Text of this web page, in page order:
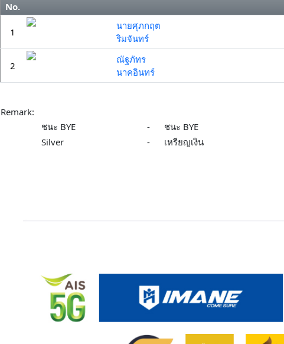
No.
1
นายศุภกฤต
ริมจันทร์
2
ณัฐภัทร
นาคอินทร์
Remark:
ชนะ BYE
- ชนะ BYE
Silver
- เหรียญเงิน